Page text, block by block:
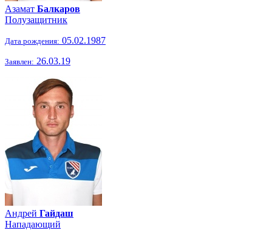
Азамат Балкаров
Полузащитник
Дата рождения: 05.02.1987
Заявлен: 26.03.19
Андрей Гайдаш
Нападающий